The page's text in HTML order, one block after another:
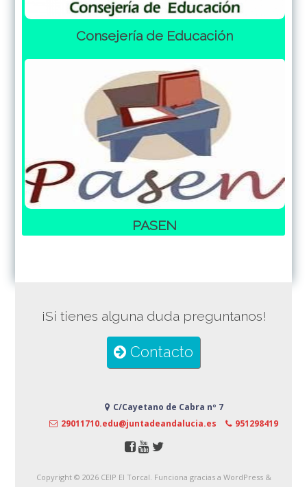
Consejería de Educación
PASEN
¡Si tienes alguna duda preguntanos!
Contacto
C/Cayetano de Cabra nº 7
29011710.edu@juntadeandalucia.es
951298419
Copyright © 2026 CEIP El Torcal. Funciona gracias a WordPress&